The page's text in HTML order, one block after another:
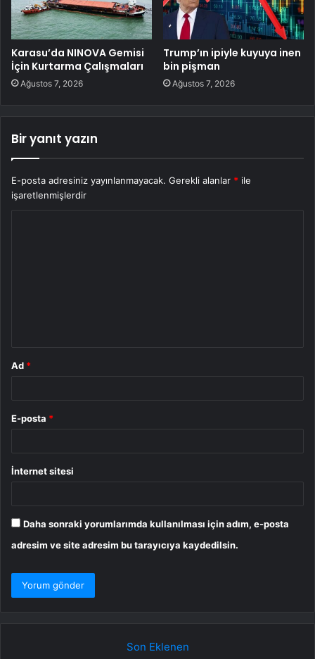
Karasu’da NINOVA Gemisi
İçin Kurtarma Çalışmaları
Ağustos 7, 2026
Trump’ın ipiyle kuyuya inen
bin pişman
Ağustos 7, 2026
Bir yanıt yazın
E-posta adresiniz yayınlanmayacak. Gerekli alanlar * ile
işaretlenmişlerdir
Ad *
E-posta *
İnternet sitesi
Daha sonraki yorumlarımda kullanılması için adım, e-posta
adresim ve site adresim bu tarayıcıya kaydedilsin.
Son Eklenen